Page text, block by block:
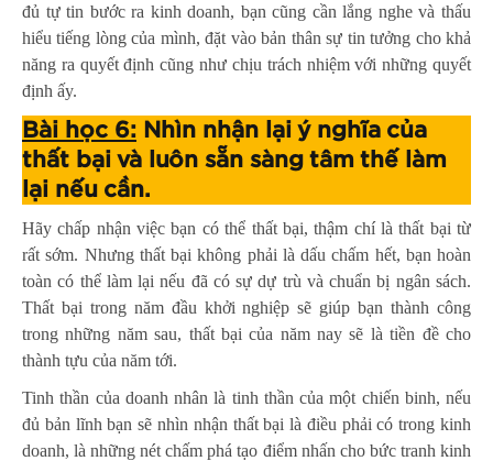
đủ tự tin bước ra kinh doanh, bạn cũng cần lắng nghe và thấu
hiểu tiếng lòng của mình, đặt vào bản thân sự tin tưởng cho khả
năng ra quyết định cũng như chịu trách nhiệm với những quyết
định ấy.
Bài học 6: Nhìn nhận lại ý nghĩa của
thất bại và luôn sẵn sàng tâm thế làm
lại nếu cần.
Hãy chấp nhận việc bạn có thể thất bại, thậm chí là thất bại từ
rất sớm. Nhưng thất bại không phải là dấu chấm hết, bạn hoàn
toàn có thể làm lại nếu đã có sự dự trù và chuẩn bị ngân sách.
Thất bại trong năm đầu khởi nghiệp sẽ giúp bạn thành công
trong những năm sau, thất bại của năm nay sẽ là tiền đề cho
thành tựu của năm tới.
Tinh thần của doanh nhân là tinh thần của một chiến binh, nếu
đủ bản lĩnh bạn sẽ nhìn nhận thất bại là điều phải có trong kinh
doanh, là những nét chấm phá tạo điểm nhấn cho bức tranh kinh